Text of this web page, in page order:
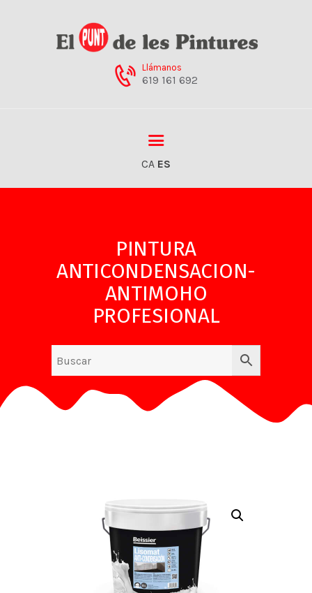
Llámanos
619 161 692
CA ES
PINTURA
ANTICONDENSACION-
ANTIMOHO
PROFESIONAL
NOVEDADES